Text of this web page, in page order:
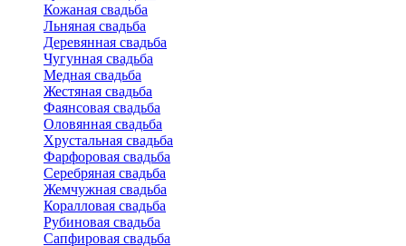
Кожаная свадьба
Льняная свадьба
Деревянная свадьба
Чугунная свадьба
Медная свадьба
Жестяная свадьба
Фаянсовая свадьба
Оловянная свадьба
Хрустальная свадьба
Фарфоровая свадьба
Серебряная свадьба
Жемчужная свадьба
Коралловая свадьба
Рубиновая свадьба
Сапфировая свадьба